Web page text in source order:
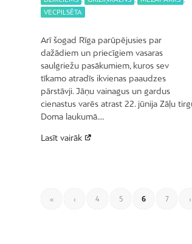
VECPILSĒTA
Arī šogad Rīga parūpējusies par
dažādiem un priecīgiem vasaras
saulgriežu pasākumiem, kuros sev
tīkamo atradīs ikvienas paaudzes
pārstāvji. Jāņu vainagus un gardus
cienastus varēs atrast 22. jūnija Zāļu
Doma laukumā.…
Lasīt vairāk
« ‹ 4 5 6 7 ›